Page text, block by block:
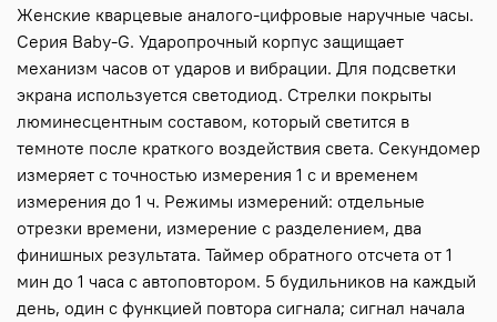
Женские кварцевые аналого-цифровые наручные часы.
Серия Baby-G. Ударопрочный корпус защищает
механизм часов от ударов и вибрации. Для подсветки
экрана используется светодиод. Стрелки покрыты
люминесцентным составом, который светится в
темноте после краткого воздействия света. Секундомер
измеряет с точностью измерения 1 с и временем
измерения до 1 ч. Режимы измерений: отдельные
отрезки времени, измерение с разделением, два
финишных результата. Таймер обратного отсчета от 1
мин до 1 часа с автоповтором. 5 будильников на каждый
день, один с функцией повтора сигнала; сигнал начала